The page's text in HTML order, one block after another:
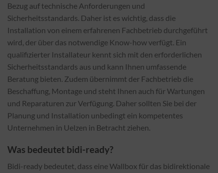
Bezug auf technische Anforderungen und
Sicherheitsstandards. Daher ist es wichtig, dass die
Installation von einem erfahrenen Fachbetrieb durchgeführt
wird, der über das notwendige Know-how verfügt. Ein
qualifizierter Installateur kennt sich mit den erforderlichen
Sicherheitsstandards aus und kann Ihnen umfassende
Beratung bieten. Zudem übernimmt der Fachbetrieb die
Beschaffung, Montage und steht Ihnen auch für Wartungen
und Reparaturen zur Verfügung. Daher sollten Sie bei der
Planung und Installation unbedingt ein kompetentes
Unternehmen in Uelzen in Betracht ziehen.
Was bedeutet bidi-ready?
Bidi-ready bedeutet, dass eine Wallbox für das bidirektionale